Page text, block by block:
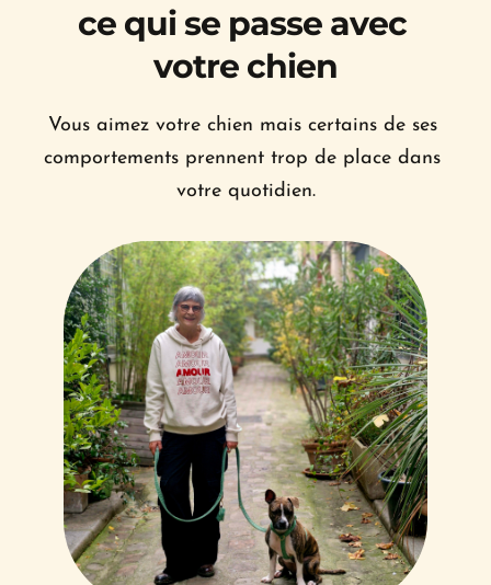
ce qui se passe avec
votre chien
Vous aimez votre chien mais certains de ses
comportements prennent trop de place dans
votre quotidien.